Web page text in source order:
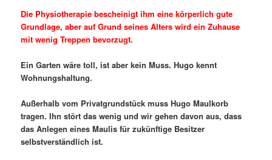
Die Physiotherapie bescheinigt ihm eine körperlich gute
Grundlage, aber auf Grund seines Alters wird ein Zuhause
mit wenig Treppen bevorzugt.
Ein Garten wäre toll, ist aber kein Muss. Hugo kennt
Wohnungshaltung.
Außerhalb vom Privatgrundstück muss Hugo Maulkorb
tragen. Ihn stört das wenig und wir gehen davon aus, dass
das Anlegen eines Maulis für zukünftige Besitzer
selbstverständlich ist.